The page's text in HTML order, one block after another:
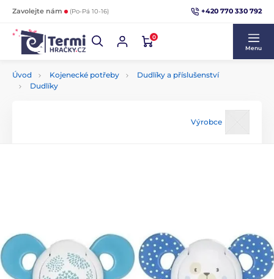
Zavolejte nám (Po-Pá 10-16) +420 770 330 792
0
Menu
Úvod Kojenecké potřeby
Dudlíky a příslušenství
Dudlíky
Výrobce